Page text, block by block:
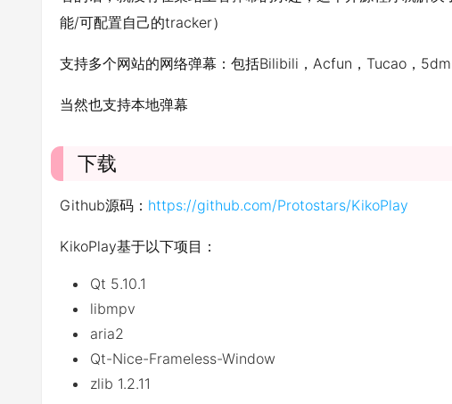
能/可配置自己的tracker）
支持多个网站的网络弹幕：包括Bilibili，Acfun，Tucao，
当然也支持本地弹幕
下载
Github源码： https://github.com/Protostars/KikoPlay
KikoPlay基于以下项目：
Qt 5.10.1
libmpv
aria2
Qt-Nice-Frameless-Window
zlib 1.2.11